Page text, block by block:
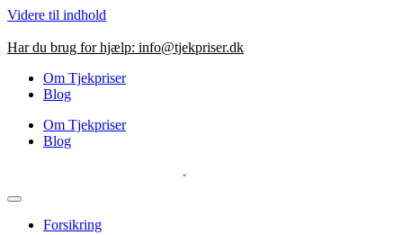
Videre til indhold
Har du brug for hjælp: info@tjekpriser.dk
Om Tjekpriser
Blog
Om Tjekpriser
Blog
Forsikring